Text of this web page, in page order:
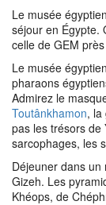
Le musée
séjour en Égypte.
celle de GEM
Le musée
pharaons
Admirez le
Toutânkhamon, la
pas les trésors de
sarcophages, les
Déjeuner dans
Gizeh. Les
Khéops, de